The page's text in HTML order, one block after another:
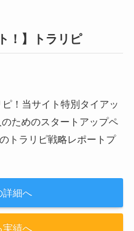
！】トラリピ
！当サイト特別タイアッ
ためのスタートアップペ
トラリピ戦略レポートプ
細へ
実績へ